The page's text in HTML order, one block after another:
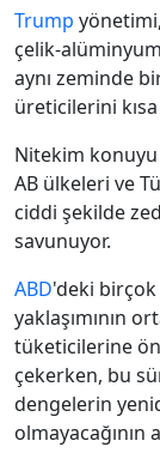
Trump
çelik-
aynı zeminde
üreticilerini
Nitekim konuyu
AB ülkeleri ve
ciddi şekilde
savunuyor.
ABD'deki birçok
yaklaşımının
tüketicilerine
çekerken, bu
dengelerin
olmayacağının